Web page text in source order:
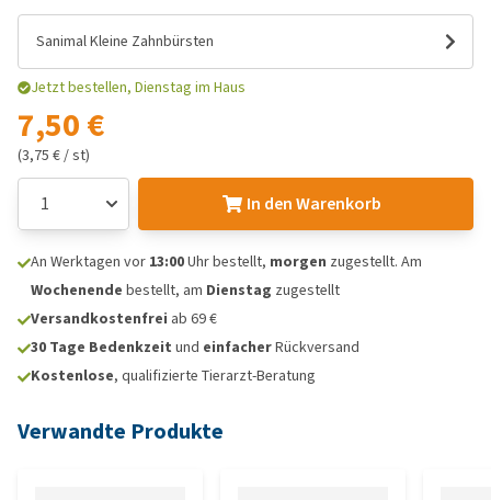
Sanimal Kleine Zahnbürsten
Jetzt bestellen, Dienstag im Haus
7,50 €
(3,75 € / st)
In den Warenkorb
An Werktagen vor 13:00Uhr bestellt, morgen zugestellt. Am
Wochenende bestellt, am Dienstag zugestellt
Versandkostenfrei ab 69 €
30 Tage Bedenkzeit und einfacherRückversand
Kostenlose, qualifizierte Tierarzt-Beratung
Verwandte Produkte